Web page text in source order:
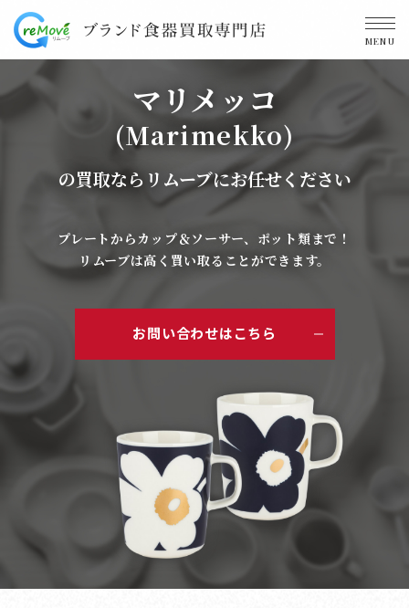
MENU
マリメッコ
(Marimekko)
の買取ならリムーブにお任せください
プレートからカップ＆ソーサー、ポット類まで！
リムーブは高く買い取ることができます。
お問い合わせはこちら